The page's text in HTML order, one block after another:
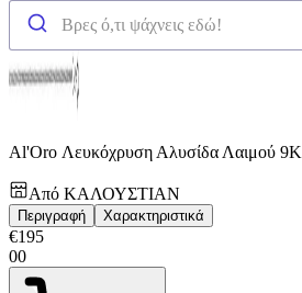
Al'Oro Λευκόχρυση Αλυσίδα Λαιμού 9Κ
Από ΚΑΛΟΥΣΤΙΑΝ
Περιγραφή Χαρακτηριστικά
€195
00